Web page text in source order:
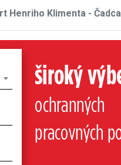
Henriho Klimenta - Čadca